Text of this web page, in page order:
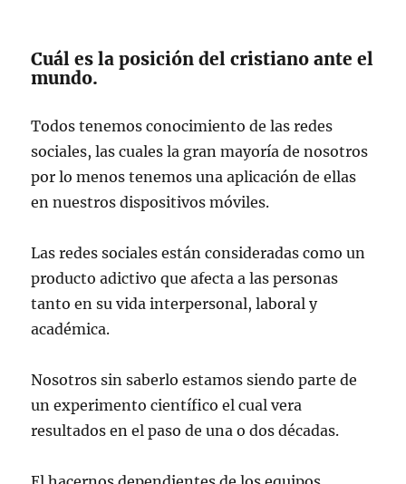
Cuál es la posición del cristiano ante el
mundo.
Todos tenemos conocimiento de las redes
sociales, las cuales la gran mayoría de nosotros
por lo menos tenemos una aplicación de ellas
en nuestros dispositivos móviles.
Las redes sociales están consideradas como un
producto adictivo que afecta a las personas
tanto en su vida interpersonal, laboral y
académica.
Nosotros sin saberlo estamos siendo parte de
un experimento científico el cual vera
resultados en el paso de una o dos décadas.